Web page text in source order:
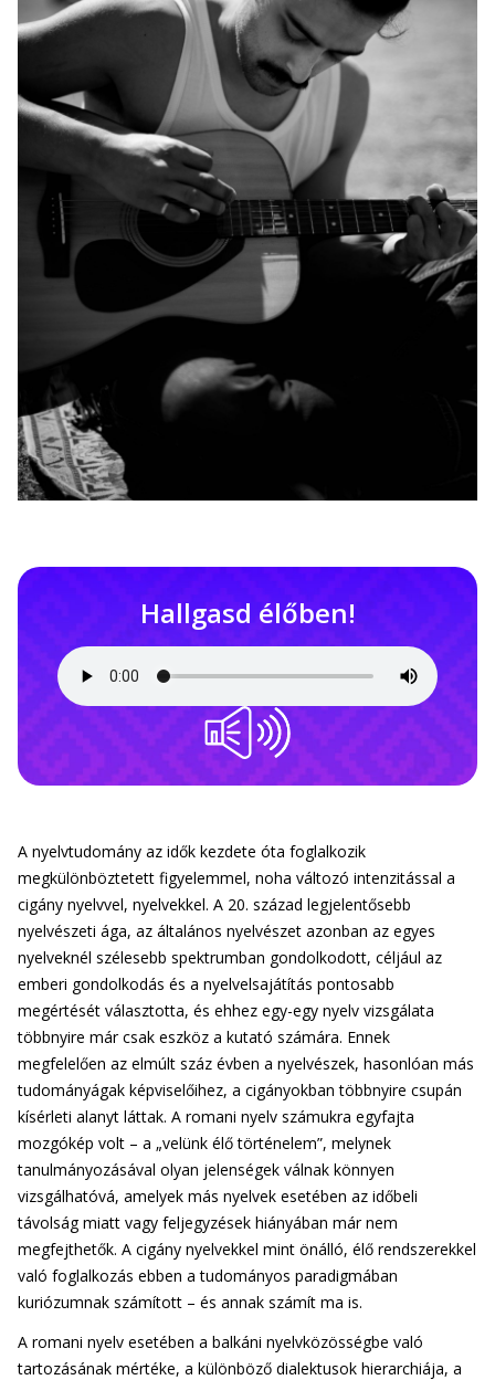
Hallgasd élőben!
A nyelvtudomány az idők kezdete óta foglalkozik
megkülönböztetett figyelemmel, noha változó intenzitással a
cigány nyelvvel, nyelvekkel. A 20. század legjelentősebb
nyelvészeti ága, az általános nyelvészet azonban az egyes
nyelveknél szélesebb spektrumban gondolkodott, céljául az
emberi gondolkodás és a nyelvelsajátítás pontosabb
megértését választotta, és ehhez egy-egy nyelv vizsgálata
többnyire már csak eszköz a kutató számára. Ennek
megfelelően az elmúlt száz évben a nyelvészek, hasonlóan más
tudományágak képviselőihez, a cigányokban többnyire csupán
kísérleti alanyt láttak. A romani nyelv számukra egyfajta
mozgókép volt – a „velünk élő történelem”, melynek
tanulmányozásával olyan jelenségek válnak könnyen
vizsgálhatóvá, amelyek más nyelvek esetében az időbeli
távolság miatt vagy feljegyzések hiányában már nem
megfejthetők. A cigány nyelvekkel mint önálló, élő rendszerekkel
való foglalkozás ebben a tudományos paradigmában
kuriózumnak számított – és annak számít ma is.
A romani nyelv esetében a balkáni nyelvközösségbe való
tartozásának mértéke, a különböző dialektusok hierarchiája, a